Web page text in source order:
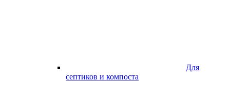
Для
септиков и компоста